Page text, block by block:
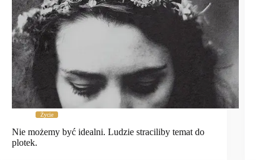
Życie
Nie możemy być idealni. Ludzie straciliby temat do
plotek.